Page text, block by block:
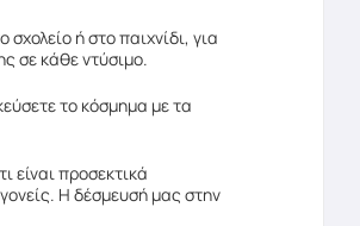
ή στο παιχνίδι, για
σε κάθε ντύσιμο.
το κόσμημα με τα
προσεκτικά
Η δέσμευσή μας στην